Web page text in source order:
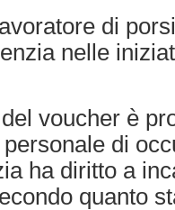
di
nelle
voucher è
di
ha diritto a
quanto